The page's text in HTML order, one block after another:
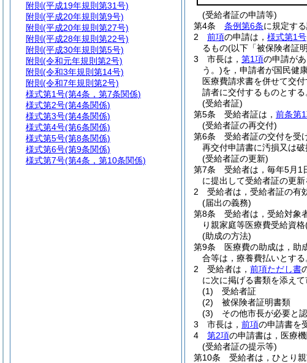
(受給者証の申請等)
第4条
条例第6条に規定す
2
前項の申請は， 様式第1号
るもの(以下「被保険者証
3
市長は， 第1項の申請が
う。)を，申請者が国民健
医療費請求書を併せて交
請者に交付するものとする
(受給者証)
第5条
受給者証は， 前条第
(受給者証の再交付)
第6条
受給者証の交付を受
再交付申請書に汚損又は
(受給者証の更新)
第7条
受給者は，毎年5月1
に提出して受給者証の更新
2
受給者は，受給者証の有
(届出の義務)
第8条
受給者は，受給対象
り親家庭等医療費受給資格
(助成の方法)
第9条
医療費の助成は，助
合等は，療養費払いとする
2
受給者は， 前項ただし書
に次に掲げる書類を添えて
(1)
受給者証
(2)
被保険者証明書類
(3)
その他市長が必要と
3
市長は， 前項の申請書を
4
第2項の申請書は，医療
(受給者証の提示等)
第10条
受給者は，ひとり
附則 (平成19年規則第31号)
附則 (平成20年規則第9号)
附則 (平成20年規則第27号)
附則 (平成28年規則第22号)
附則 (平成30年規則第5号)
附則 (令和元年規則第2号)
附則 (令和3年規則第14号)
附則 (令和7年規則第2号)
様式第1号(第4条，第7条関係)
様式第2号(第4条関係)
様式第3号(第4条関係)
様式第4号(第6条関係)
様式第5号(第8条関係)
様式第6号(第9条関係)
様式第7号(第4条，第10条関係)